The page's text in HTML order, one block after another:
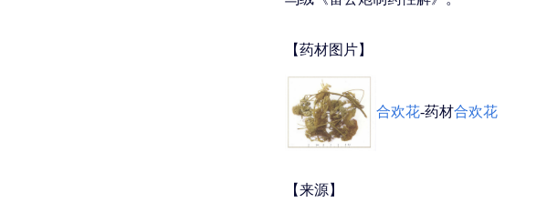
【药材图片】
合欢花-药材合欢花
【来源】